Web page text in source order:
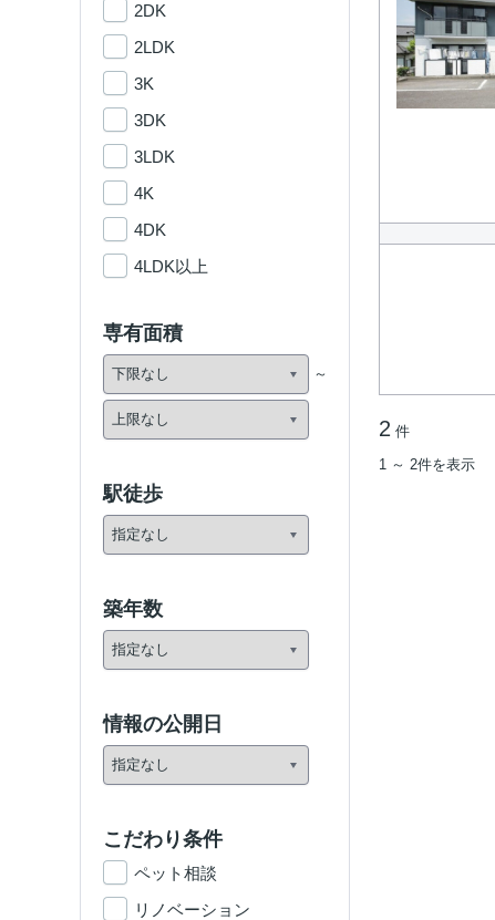
2 件
1 ～ 2件を表示
2DK
2LDK
3K
3DK
3LDK
4K
4DK
4LDK以上
専有面積
駅徒歩
築年数
情報の公開日
こだわり条件
ペット相談
リノベーション